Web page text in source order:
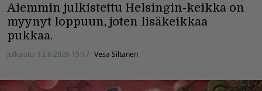
Aiemmin julkistettu Helsingin-keikka on
myynyt loppuun, joten lisäkeikkaa
pukkaa.
Julkaistu: 13.6.2026 15:17 Vesa Siltanen